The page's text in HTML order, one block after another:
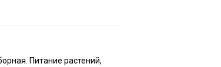
Питание растений,